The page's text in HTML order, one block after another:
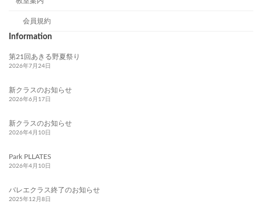
会員規約
Information
第21回あきる野夏祭り
2026年7月24日
新クラスのお知らせ
2026年6月17日
新クラスのお知らせ
2026年4月10日
Park PLLATES
2026年4月10日
バレエクラス終了のお知らせ
2025年12月8日